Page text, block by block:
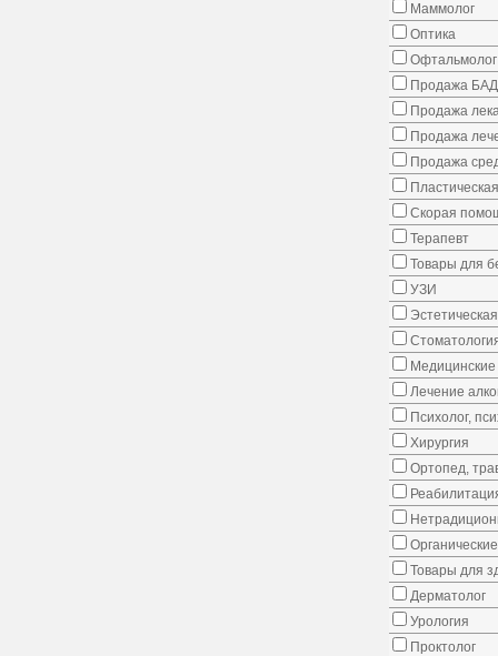
Маммолог
Оптика
Офтальмолог
Продажа
Продажа
Продажа
Продажа
Скорая
Терапевт
Товары для
УЗИ
Медицинские
Лечение
Психолог,
Хирургия
Ортопед,
Товары для
Дерматолог
Урология
Проктолог